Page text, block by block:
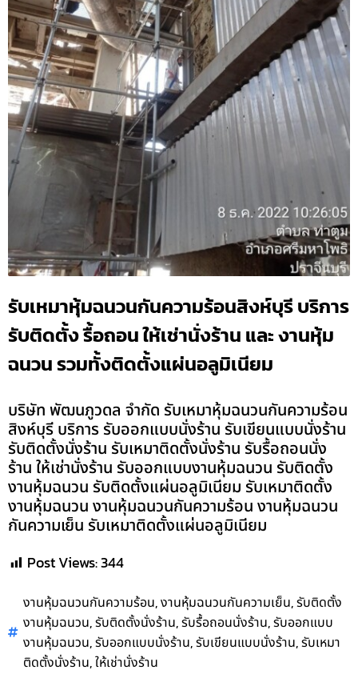
รับเหมาหุ้มฉนวนกันความร้อนสิงห์บุรี บริการ
รับติดตั้ง รื้อถอน ให้เช่านั่งร้าน และ งานหุ้ม
ฉนวน รวมทั้งติดตั้งแผ่นอลูมิเนียม
บริษัท พัฒนภูวดล จำกัด รับเหมาหุ้มฉนวนกันความร้อน
สิงห์บุรี บริการ รับออกแบบนั่งร้าน รับเขียนแบบนั่งร้าน
รับติดตั้งนั่งร้าน รับเหมาติดตั้งนั่งร้าน รับรื้อถอนนั่ง
ร้าน ให้เช่านั่งร้าน รับออกแบบงานหุ้มฉนวน รับติดตั้ง
งานหุ้มฉนวน รับติดตั้งแผ่นอลูมิเนียม รับเหมาติดตั้ง
งานหุ้มฉนวน งานหุ้มฉนวนกันความร้อน งานหุ้มฉนวน
กันความเย็น รับเหมาติดตั้งแผ่นอลูมิเนียม
Post Views:344
งานหุ้มฉนวนกันความร้อน,งานหุ้มฉนวนกันความเย็น,รับติดตั้ง
งานหุ้มฉนวน,รับติดตั้งนั่งร้าน,รับรื้อถอนนั่งร้าน,รับออกแบบ
งานหุ้มฉนวน,รับออกแบบนั่งร้าน,รับเขียนแบบนั่งร้าน,รับเหมา
ติดตั้งนั่งร้าน,ให้เช่านั่งร้าน